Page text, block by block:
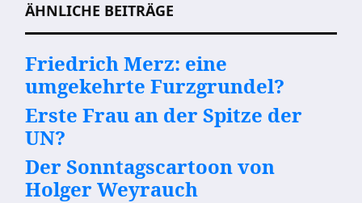
ÄHNLICHE BEITRÄGE
Friedrich Merz: eine
umgekehrte Furzgrundel?
Erste Frau an der Spitze der
UN?
Der Sonntagscartoon von
Holger Weyrauch